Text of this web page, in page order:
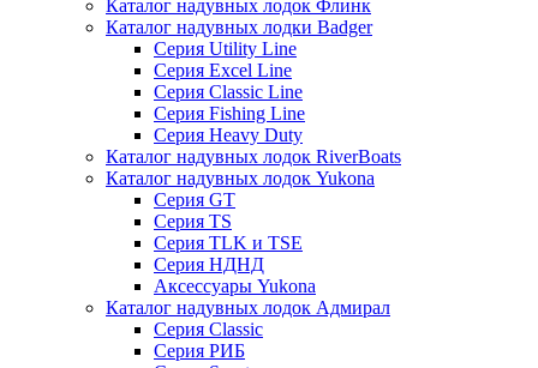
Каталог надувных лодок Флинк
Каталог надувных лодки Badger
Серия Utility Line
Серия Excel Line
Серия Classic Line
Серия Fishing Line
Серия Heavy Duty
Каталог надувных лодок RiverBoats
Каталог надувных лодок Yukona
Серия GT
Серия TS
Серия TLK и TSE
Серия НДНД
Аксессуары Yukona
Каталог надувных лодок Адмирал
Серия Classic
Серия РИБ